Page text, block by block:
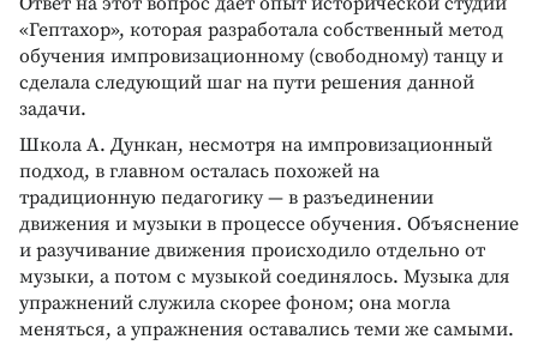
«Гептахор», которая разработала собственный метод
обучения импровизационному (свободному) танцу и
сделала следующий шаг на пути решения данной
задачи.
Школа А. Дункан, несмотря на импровизационный
подход, в главном осталась похожей на
традиционную педагогику — в разъединении
движения и музыки в процессе обучения. Объяснение
и разучивание движения происходило отдельно от
музыки, а потом с музыкой соединялось. Музыка для
упражнений служила скорее фоном; она могла
меняться, а упражнения оставались теми же самыми.